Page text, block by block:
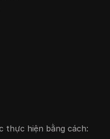
thực hiện bằng cách: